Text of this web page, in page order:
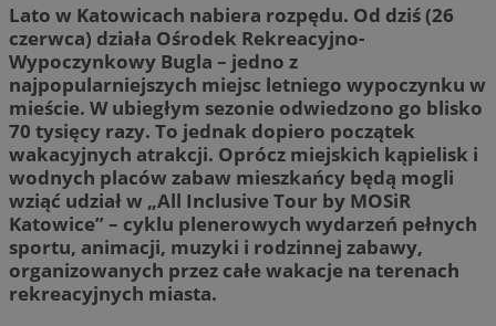
Lato w Katowicach nabiera rozpędu. Od dziś (26
czerwca) działa Ośrodek Rekreacyjno-
Wypoczynkowy Bugla – jedno z
najpopularniejszych miejsc letniego wypoczynku w
mieście. W ubiegłym sezonie odwiedzono go blisko
70 tysięcy razy. To jednak dopiero początek
wakacyjnych atrakcji. Oprócz miejskich kąpielisk i
wodnych placów zabaw mieszkańcy będą mogli
wziąć udział w „All Inclusive Tour by MOSiR
Katowice” – cyklu plenerowych wydarzeń pełnych
sportu, animacji, muzyki i rodzinnej zabawy,
organizowanych przez całe wakacje na terenach
rekreacyjnych miasta.